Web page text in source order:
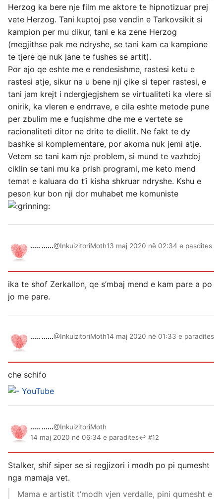
Herzog ka bere nje film me aktore te hipnotizuar prej
vete Herzog. Tani kuptoj pse vendin e Tarkovsikit si
kampion per mu dikur, tani e ka zene Herzog
(megjithse pak me ndryshe, se tani kam ca kampione
te tjere qe nuk jane te fushes se artit).
Por ajo qe eshte me e rendesishme, rastesi ketu e
rastesi atje, sikur na u bene nji çike si teper rastesi, e
tani jam krejt i ndergjegjshem se virtualiteti ka vlere si
onirik, ka vleren e endrrave, e cila eshte metode pune
per zbulim me e fuqishme dhe me e vertete se
racionaliteti ditor ne drite te diellit. Ne fakt te dy
bashke si komplementare, por akoma nuk jemi atje.
Vetem se tani kam nje problem, si mund te vazhdoj
ciklin se tani mu ka prish programi, me keto mend
temat e kaluara do t’i kisha shkruar ndryshe. Kshu e
peson kur bon nji dor muhabet me komuniste
..... ......@InkuizitoriMoth13 maj 2020 në 02:34 e pasdites
ika te shof Zerkallon, qe s’mbaj mend e kam pare a po
jo me pare.
..... ......@InkuizitoriMoth14 maj 2020 në 01:33 e paradites
che schifo
..... ......@InkuizitoriMoth
14 maj 2020 në 06:34 e paradites↩ #12
Stalker, shif siper se si regjizori i modh po pi qumesht
nga mamaja vet.
Mama e artistit t’modh vjen verdalle, pini qumesht e